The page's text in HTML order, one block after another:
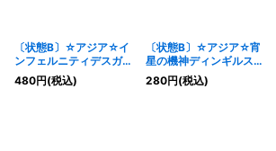
〔状態B〕☆アジア☆イ
ンフェルニティデスガン
マン【プリズマティック
シークレット】{アジア
480円(税込)
〔状態B〕☆アジア☆宵
星の機神ディンギルス
【プリズマティックシー
クレット】{アジア
280円(税込)